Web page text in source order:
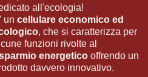
all'ecologia!
un cellulare economico ed
, che si caratterizza per
funzioni rivolte al
energetico offrendo un
davvero innovativo.